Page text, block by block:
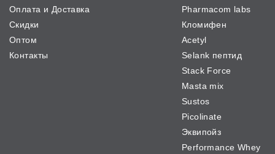
Оплата и Доставка
Скидки
Оптом
Контакты
Pharmacom labs
Кломифен
Acetyl
Selank пептид
Stack Force
Masta mix
Sustos
Picolinate
Эквипойз
Performance Whey